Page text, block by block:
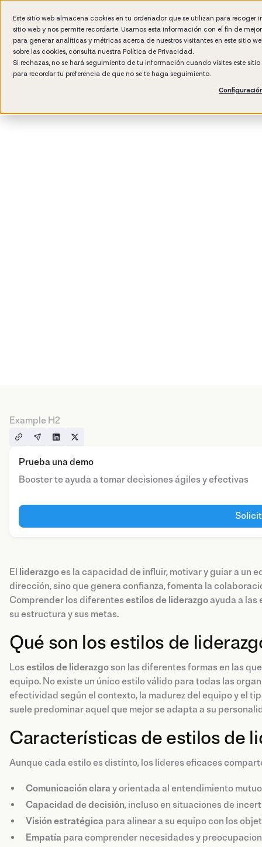
Este sitio web almacena cookies en tu ordenador que se utilizan para
sitio web y nos permite recordarte. Usamos esta información con el fin de
para generar analíticas y métricas acerca de nuestros visitantes en este sitio
sobre las cookies, consulta nuestra Política de Privacidad.
Si rechazas, no se hará seguimiento de tu información cuando visites este
para recordar tu preferencia de que no se te haga seguimiento.
Example H2
Prueba una demo
Booster te ayuda a tomar decisiones ágiles y efectivas
El liderazgoes la capacidad de influir, motivar y guiar a un
dirección, sino que genera confianza, fomenta la
Comprender los diferentes estilos de liderazgoayuda a las
su estructura y sus metas.
Qué son los estilos de
Los estilos de liderazgo son las diferentes formas en las
equipo. No existe un único estilo válido para todas las
efectividad según el contexto, la madurez del equipo y el
suele predominar aquel que mejor se adapta a su
Características de estilos de
Aunque cada estilo es distinto, los líderes eficaces
Comunicación clara y orientada al entendimiento
Capacidad de decisión, incluso en situaciones de
Visión estratégica para alinear a su equipo con los
Empatía para comprender necesidades y